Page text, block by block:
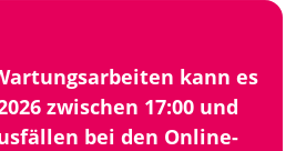
kann es
zwischen 17:00 und
bei den Online-